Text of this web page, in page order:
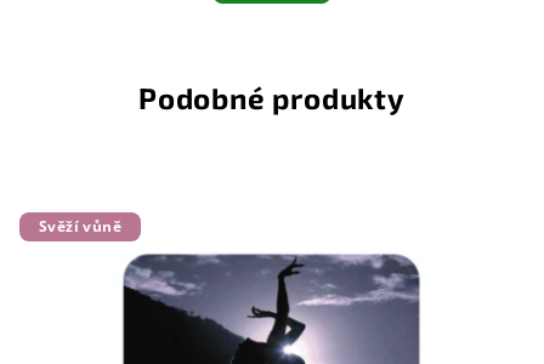
Podobné produkty
Svěží vůně